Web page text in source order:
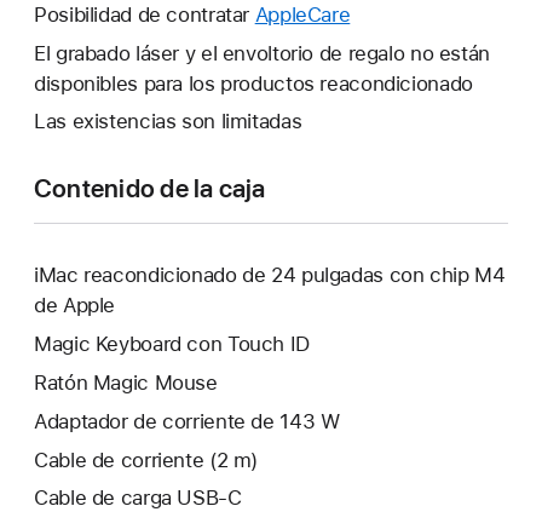
nueva.
Posibilidad de contratar AppleCare
abrirá
una
El grabado láser y el envoltorio de regalo no están
disponibles para los productos reacondicionado
Las existencias son limitadas
Contenido de la caja
iMac reacondicionado de 24 pulgadas con chip M4
de Apple
Magic Keyboard con Touch ID
Ratón Magic Mouse
Adaptador de corriente de 143 W
Cable de corriente (2 m)
Cable de carga USB‑C